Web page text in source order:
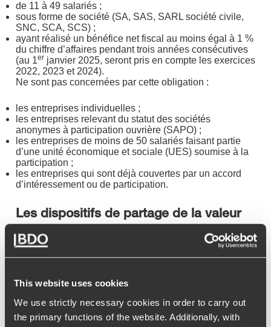
This website uses cookies
We use strictly necessary cookies in order to carry out
the primary functions of the website. Additionally, with
de 11 à 49 salariés ;
sous forme de société (SA, SAS, SARL société civile,
SNC, SCA, SCS) ;
ayant réalisé un bénéfice net fiscal au moins égal à 1 %
du chiffre d’affaires pendant trois années consécutives
(au 1er janvier 2025, seront pris en compte les exercices
2022, 2023 et 2024).
Ne sont pas concernées par cette obligation :
les entreprises individuelles ;
les entreprises relevant du statut des sociétés
anonymes à participation ouvrière (SAPO) ;
les entreprises de moins de 50 salariés faisant partie
d’une unité économique et sociale (UES) soumise à la
participation ;
les entreprises qui sont déjà couvertes par un accord
d’intéressement ou de participation.
Les dispositifs de partage de la valeur
Les entreprises concernées par cette nouvelle mesure
doivent choisir un dispositif de partage de la valeur
d’intéressement ;
versement d’une prime de partage de la valeur (PPV) ;